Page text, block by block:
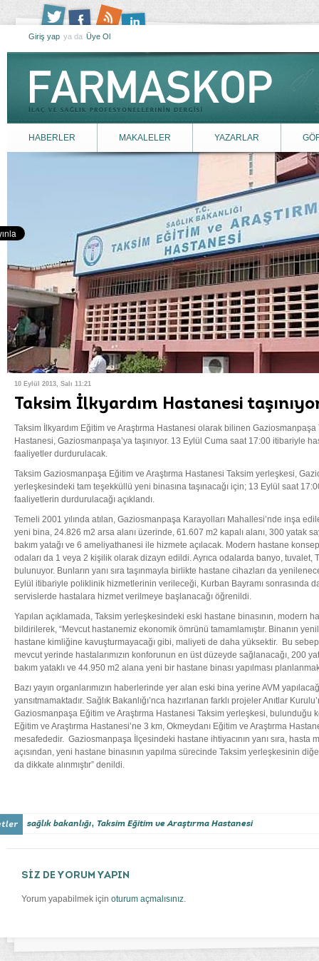
Giriş yap ya da Üye Ol
HABERLER MAKALELER YAZARLAR
10 Eylül 2013, Salı 11:21
Taksim İlkyardım Hastanesi
Taksim İlkyardım Eğitim ve Araştırma Hastanesi olarak bilinen Gaziosmanpaşa
Hastanesi, Gaziosmanpaşa’ya taşınıyor. 13 Eylül Cuma saat 17:00 itibariyle
faaliyetler durdurulacak.
Taksim Gaziosmanpaşa Eğitim ve Araştırma Hastanesi Taksim yerleşkesi,
yerleşkesindeki tam teşekküllü yeni binasına taşınacağı için; 13 Eylül saat
faaliyetlerin durdurulacağı açıklandı.
Temeli 2001 yılında atılan, Gaziosmanpaşa Karayolları Mahallesi’nde inşa
yeni bina, 24.826 m2 arsa alanı üzerinde, 61.607 m2 kapalı alanı, 300 yatak
bakım yatağı ve 6 ameliyathanesi ile hizmete açılacak. Modern hastane
odaları da 1 veya 2 kişilik olarak dizayn edildi. Ayrıca odalarda banyo, tuvalet,
bulunuyor. Bunların yanı sıra taşınmayla birlikte hastane cihazları da
Eylül itibariyle poliklinik hizmetlerinin verileceği, Kurban Bayramı sonrasında
servislerde hastalara hizmet verilmeye başlanacağı öğrenildi.
Yapılan açıklamada, Taksim yerleşkesindeki eski hastane binasının, modern
bildirilerek, “Mevcut hastanemiz ekonomik ömrünü tamamlamıştır. Binanın
hastane kimliğine kavuşturmayacağı gibi, maliyeti de daha yüksektir. Bu
mevcut yerinde hastalarımızın konforunun en üst düzeyde sağlanacağı, 200
bakım yataklı ve 44.950 m2 alana yeni bir hastane binası yapılması
Bazı yayın organlarımızın haberlerinde yer alan eski bina yerine AVM
yansıtmamaktadır. Sağlık Bakanlığı’nca hazırlanan farklı projeler Anıtlar
Gaziosmanpaşa Eğitim ve Araştırma Hastanesi Taksim yerleşkesi, bulunduğu
Eğitim ve Araştırma Hastanesi’ne 3 km, Okmeydanı Eğitim ve Araştırma
mesafededir. Gaziosmanpaşa İlçesindeki hastane ihtiyacının yanı sıra, hasta
açısından, yeni hastane binasının yapılma sürecinde Taksim yerleşkesinin
da dikkate alınmıştır” denildi.
sağlık bakanlığı, Taksim Eğitim ve Araştırma Hastanesi
SİZ DE YORUM YAPIN
Yorum yapabilmek için oturum açmalısınız.